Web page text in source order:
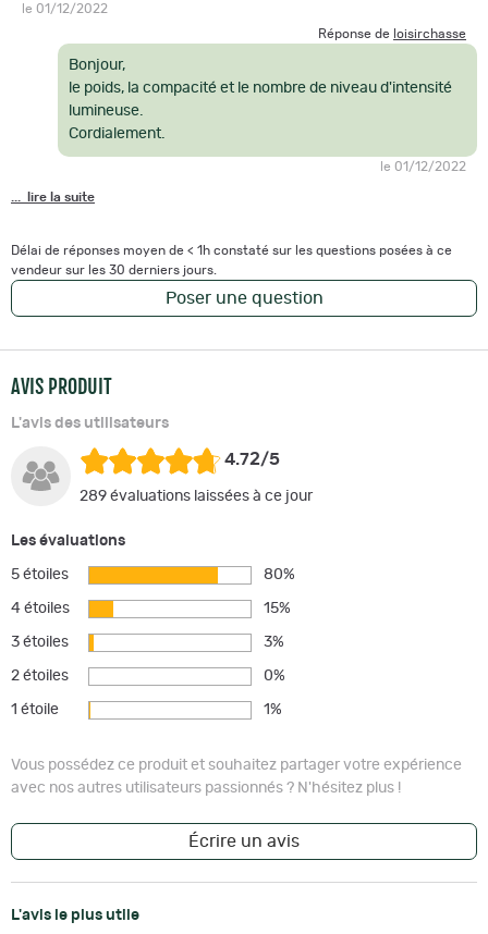
le 01/12/2022
Réponse de loisirchasse
Bonjour,
le poids, la compacité et le nombre de niveau d'intensité
lumineuse.
Cordialement.
le 01/12/2022
... lire la suite
Délai de réponses moyen de < 1h constaté sur les questions posées à ce
vendeur sur les 30 derniers jours.
Poser une question
AVIS PRODUIT
L'avis des utilisateurs
4.72/5
289 évaluations laissées à ce jour
Les évaluations
5 étoiles 80%
4 étoiles 15%
3 étoiles 3%
2 étoiles 0%
1 étoile 1%
Vous possédez ce produit et souhaitez partager votre expérience
avec nos autres utilisateurs passionnés ? N'hésitez plus !
Écrire un avis
L'avis le plus utile